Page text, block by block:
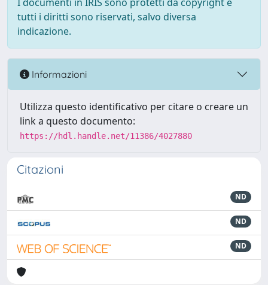
tutti i diritti sono riservati, salvo diversa
indicazione.
Informazioni
Utilizza questo identificativo per citare o creare un
link a questo documento:
https://hdl.handle.net/11386/4027880
Citazioni
ND
ND
ND